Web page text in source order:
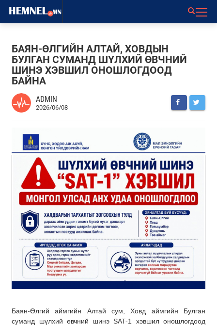
БАЯН-ӨЛГИЙН АЛТАЙ, ХОВДЫН
БУЛГАН СУМАНД ШҮЛХИЙ ӨВЧНИЙ
ШИНЭ ХЭВШИЛ ОНОШЛОГДООД
БАЙНА
ADMIN
2026/06/08
Баян-Өлгий аймгийн Алтай сум, Ховд аймгийн Булган
суманд шүлхий өвчний шинэ SAT-1 хэвшил оношлогдоод